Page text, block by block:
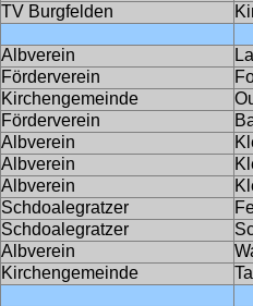
TV Burgfelden
Albverein
Förderverein
Kirchengemeinde
Förderverein
Albverein
Albverein
Albverein
Schdoalegratzer
Schdoalegratzer
Albverein
Kirchengemeinde